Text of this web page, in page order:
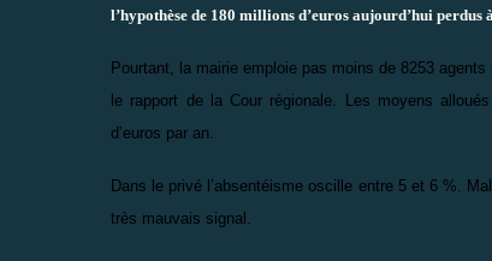
l’hypothèse de 180 millions d’euros aujourd’hui perdus
Pourtant, la mairie emploie pas moins de 8253
le rapport de la Cour régionale. Les moyens
d’euros par an.
Dans le privé l’absentéisme oscille entre 5 et 6 %.
très mauvais signal.